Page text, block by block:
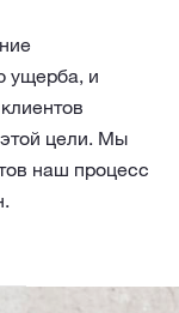
ущерба, и
этой цели. Мы
наш процесс